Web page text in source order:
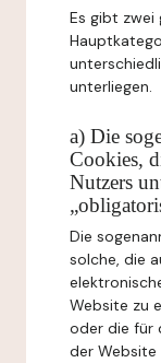
Es gibt
unterliegen.
a) Die
Cookies,
Nutzers
Die
solche, die
Website zu
oder die für
der